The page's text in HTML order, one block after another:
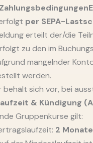
per SEPA-
erteilt der/die
zu den im
mangelnder
werden.
sich vor, bei
& Kündigung
Gruppenkurse gilt:
2